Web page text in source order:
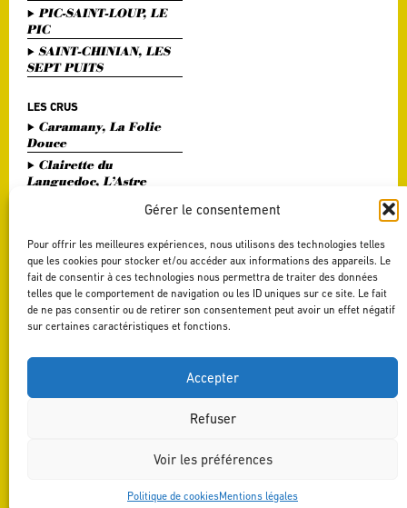
Gérer le consentement
Pour offrir les meilleures expériences, nous utilisons des technologies telles
que les cookies pour stocker et/ou accéder aux informations des appareils. Le
fait de consentir à ces technologies nous permettra de traiter des données
telles que le comportement de navigation ou les ID uniques sur ce site. Le fait
de ne pas consentir ou de retirer son consentement peut avoir un effet négatif
sur certaines caractéristiques et fonctions.
Accepter
Refuser
Voir les préférences
Politique de cookiesMentions légales
PIC-SAINT-LOUP, LE
PIC
SAINT-CHINIAN, LES
SEPT PUITS
LES CRUS
Caramany, La Folie
Douce
Clairette du
Languedoc, L’Astre
Haute Vallée de l'Orb,
Pézenas, Entre Amis
Saint Chinian, Le
Saint Festin Blanc
Terrasses du Larzac,
L'Art du Vers
Terrasses du Larzac,